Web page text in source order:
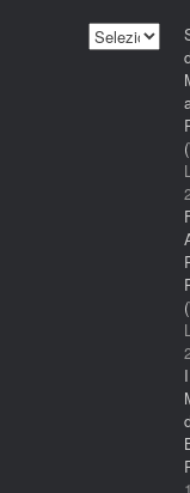
nostri
I